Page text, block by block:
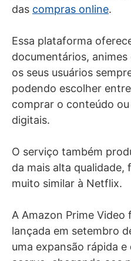
das compras online.
Essa plataforma
documentários,
os seus usuários
podendo escolher
comprar o conteúdo
digitais.
O serviço também
da mais alta qualidade,
muito similar à Netflix.
A Amazon Prime
lançada em setembro
uma expansão rápida e